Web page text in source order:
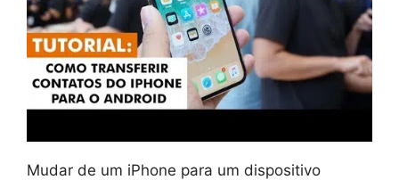
Mudar de um iPhone para um dispositivo